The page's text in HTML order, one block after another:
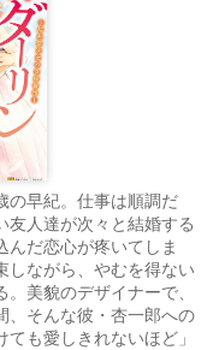
の早紀。仕事は順調だ
友人達が次々と結婚する
んだ恋心が疼いてしま
しながら、やむを得ない
美貌のデザイナーで、
そんな彼・杏一郎への
も愛しきれないほど」